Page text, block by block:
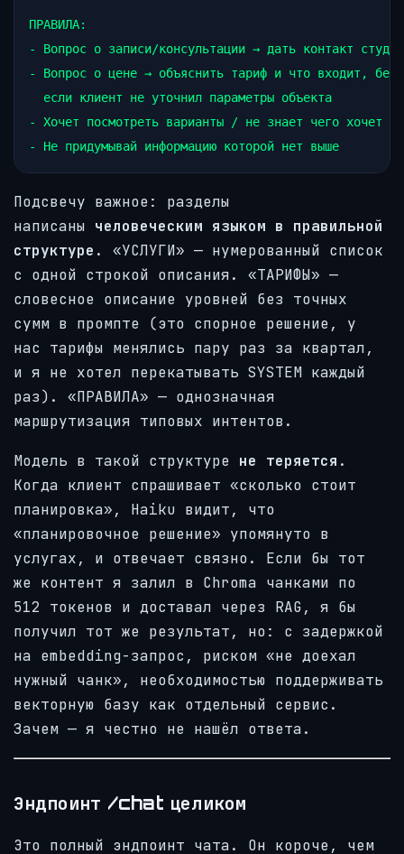
ПРАВИЛА:
- Вопрос о записи/консультации → дать контакт студии
- Вопрос о цене → объяснить тариф и что входит, без
  если клиент не уточнил параметры объекта
- Хочет посмотреть варианты / не знает чего хочет
Подсвечу важное: разделы
написаны человеческим языком в правильной
структуре . «УСЛУГИ» — нумерованный список
с одной строкой описания. «ТАРИФЫ» —
словесное описание уровней без точных
сумм в промпте (это спорное решение, у
нас тарифы менялись пару раз за квартал,
и я не хотел перекатывать SYSTEM каждый
раз). «ПРАВИЛА» — однозначная
маршрутизация типовых интентов.
Модель в такой структуре не теряется .
Когда клиент спрашивает «сколько стоит
планировка», Haiku видит, что
«планировочное решение» упомянуто в
услугах, и отвечает связно. Если бы тот
же контент я залил в Chroma чанками по
512 токенов и доставал через RAG, я бы
получил тот же результат, но: с задержкой
на embedding-запрос, риском «не доехал
нужный чанк», необходимостью поддерживать
векторную базу как отдельный сервис.
Зачем — я честно не нашёл ответа.
Эндпоинт /chat целиком
Это полный эндпоинт чата. Он короче, чем